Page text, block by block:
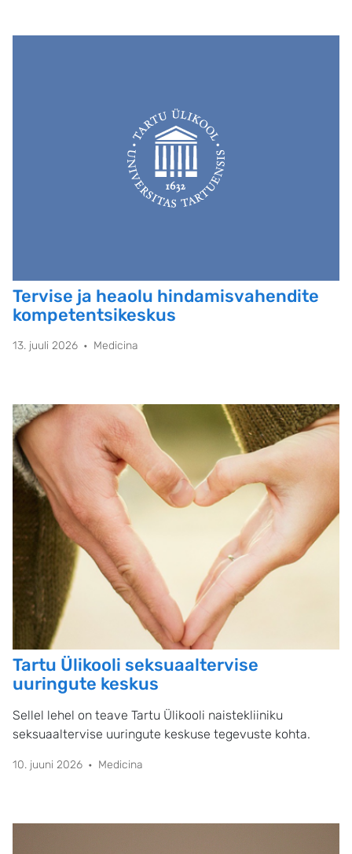
Tervise ja heaolu hindamisvahendite
kompetentsikeskus
13. juuli 2026 Medicina
Tartu Ülikooli seksuaaltervise
uuringute keskus
Sellel lehel on teave Tartu Ülikooli naistekliiniku
seksuaaltervise uuringute keskuse tegevuste kohta.
10. juuni 2026 Medicina